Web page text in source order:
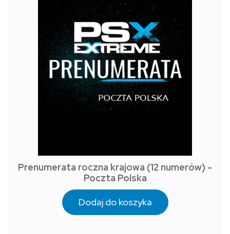
Prenumerata roczna krajowa (12 numerów) -
Poczta Polska
Dodaj do koszyka